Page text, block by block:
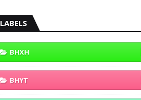
LABELS
BHXH
BHYT